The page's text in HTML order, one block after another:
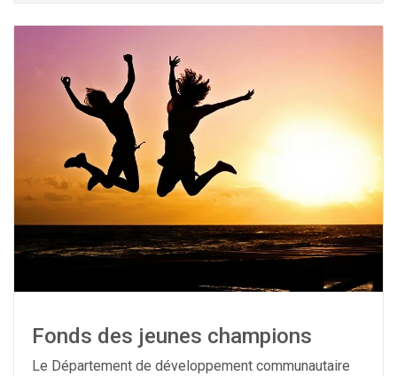
Fonds des jeunes champions
Le Département de développement communautaire